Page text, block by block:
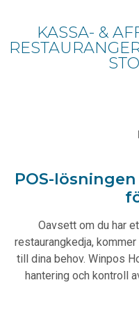
KASSA- &
POS-
Oavsett om du har
restaurangkedja,
till dina behov. Winpos
hantering och kontroll